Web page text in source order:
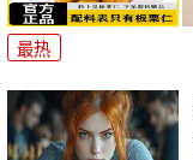
最热